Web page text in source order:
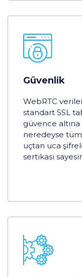
Güvenlik
WebRTC
standart SSL
güvence
neredeyse
uçtan uca
sertikası